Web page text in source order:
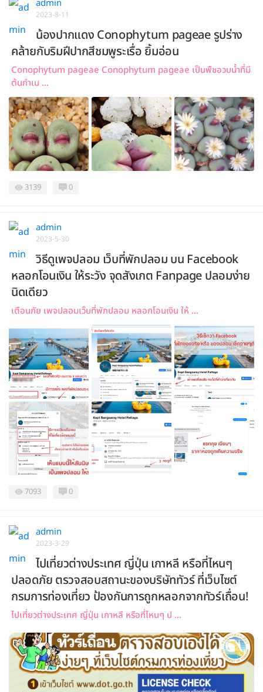
admin
2023-8-11
น้องปากแดง Conophytum pageae รูปร่าง
คล้ายกับริมฝีปากสีชมพูระเรื่อ ยิ้มอ่อน
Conophytum pageae Conophytum pageae เป็นพืชอวบน้ำที่มี
ต้นกำเน ...
3139 0
admin
2023-5-30
วิธีดูเพจปลอม เว็บที่พักปลอม บน Facebook
หลอกโอนเงิน ให้ระวัง จุดสังเกต Fanpage ปลอมง่าย
นิดเดียว
เตือนภัย เพจปลอมเว็บที่พักปลอม หลอกโอนเงิน ให้ ...
7093 0
admin
2023-3-29
ไปเที่ยวต่างประเทศ ญี่ปุ่น เกาหลี หรือที่ไหนๆ
ปลอดภัย ตรวจสอบสถานะของบริษัททัวร์ ที่เว็บไซต์
กรมการท่องเที่ยว ป้องกันการถูกหลอกจากทัวร์เถื่อน!
ไปเที่ยวต่างประเทศ ญี่ปุ่น เกาหลี หรือที่ไหนๆ ป ...